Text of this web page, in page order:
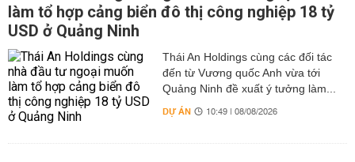
làm tổ hợp cảng biển đô thị công nghiệp 18 tỷ
USD ở Quảng Ninh
Thái An Holdings cùng các đối tác
đến từ Vương quốc Anh vừa tới
Quảng Ninh đề xuất ý tưởng làm...
DỰ ÁN 10:49 | 08/08/2026